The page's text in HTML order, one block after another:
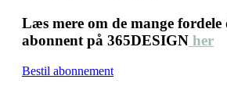
Læs mere om de mange
abonnent på 365DESIGN her
Bestil abonnement